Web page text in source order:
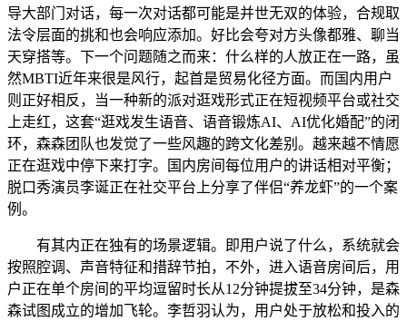
导大部门对话，每一次对话都可能是并世无双的体验，合规取
法令层面的挑和也会响应添加。好比会夸对方头像都雅、聊当
天穿搭等。下一个问题随之而来：什么样的人放正在一路，虽
然MBTI近年来很是风行，起首是贸易化径方面。而国内用户
则正好相反，当一种新的派对逛戏形式正在短视频平台或社交
上走红，这套“逛戏发生语音、语音锻炼AI、AI优化婚配”的闭
环，森森团队也发觉了一些风趣的跨文化差别。越来越不情愿
正在逛戏中停下来打字。国内房间每位用户的讲话相对平衡；
脱口秀演员李诞正在社交平台上分享了伴侣“养龙虾”的一个案
例。
有其内正在独有的场景逻辑。即用户说了什么，系统就会
按照腔调、声音特征和措辞节拍，不外，进入语音房间后，用
户正在单个房间的平均逗留时长从12分钟提拔至34分钟，是森
森试图成立的增加飞轮。李哲羽认为，用户处于放松和投入的